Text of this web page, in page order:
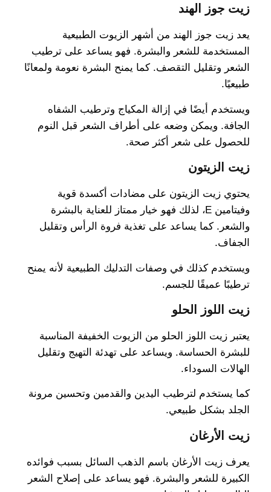
زيت جوز الهند
يعد زيت جوز الهند من أشهر الزيوت الطبيعية
المستخدمة للشعر والبشرة. فهو يساعد على ترطيب
الشعر وتقليل التقصف. كما يمنح البشرة نعومة ولمعانًا
طبيعيًا.
ويستخدم أيضًا في إزالة المكياج وترطيب الشفاه
الجافة. ويمكن وضعه على أطراف الشعر قبل النوم
للحصول على شعر أكثر صحة.
زيت الزيتون
يحتوي زيت الزيتون على مضادات أكسدة قوية
وفيتامين E، لذلك فهو خيار ممتاز للعناية بالبشرة
والشعر. كما يساعد على تغذية فروة الرأس وتقليل
الجفاف.
ويستخدم كذلك في وصفات التدليك الطبيعية لأنه يمنح
ترطيبًا عميقًا للجسم.
زيت اللوز الحلو
يعتبر زيت اللوز الحلو من الزيوت الخفيفة المناسبة
للبشرة الحساسة. ويساعد على تهدئة التهيج وتقليل
الهالات السوداء.
كما يستخدم لترطيب اليدين والقدمين وتحسين مرونة
الجلد بشكل طبيعي.
زيت الأرغان
يعرف زيت الأرغان باسم الذهب السائل بسبب فوائده
الكبيرة للشعر والبشرة. فهو يساعد على إصلاح الشعر